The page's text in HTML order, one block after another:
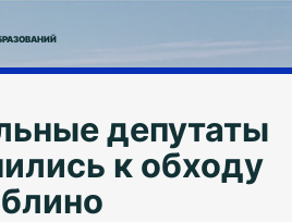
депутаты
к обходу